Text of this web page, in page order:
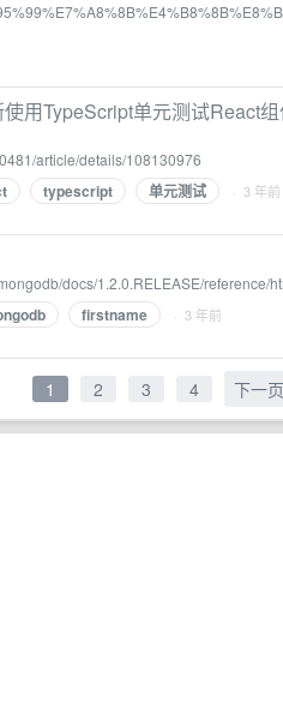
用TypeScript单元测试React
article/details/108130976
typescript 单元测试 · 3 年前
docs/1.2.0.RELEASE/reference/
firstname · 3 年前
1 2 3 4 下一页